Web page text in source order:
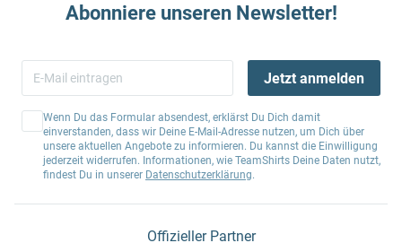
Abonniere unseren Newsletter!
Jetzt anmelden
Wenn Du das Formular absendest, erklärst Du Dich damit
einverstanden, dass wir Deine E-Mail-Adresse nutzen, um Dich über
unsere aktuellen Angebote zu informieren. Du kannst die Einwilligung
jederzeit widerrufen. Informationen, wie TeamShirts Deine Daten nutzt,
findest Du in unserer Datenschutzerklärung.
Offizieller Partner